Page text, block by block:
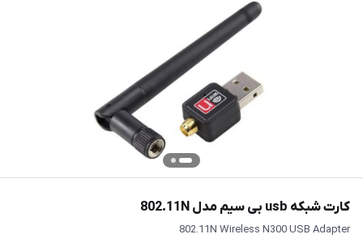
کارت شبکه usb بی سیم مدل 802.11N
802.11N Wireless N300 USB Adapter